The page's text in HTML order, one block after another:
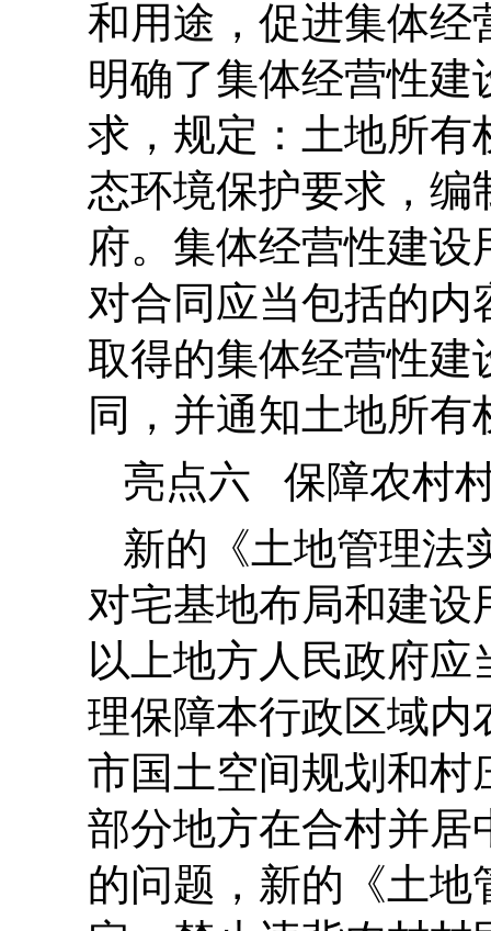
和用途，促进集体经
明确了集体经营性
求，规定：土地所有
态环境保护要求，
府。集体经营性建
对合同应当包括的
取得的集体经营性建
同，并通知土地所有
亮点六 保障农村
新的《土地管理法
对宅基地布局和建
以上地方人民政府
理保障本行政区域内
市国土空间规划和村
部分地方在合村并居
的问题，新的《土